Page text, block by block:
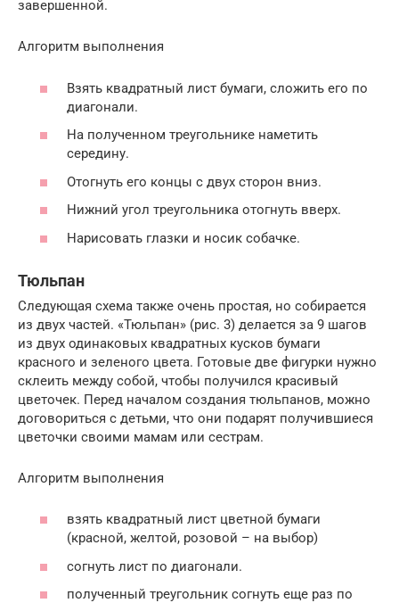
завершенной.
Алгоритм выполнения
Взять квадратный лист бумаги, сложить его по
диагонали.
На полученном треугольнике наметить
середину.
Отогнуть его концы с двух сторон вниз.
Нижний угол треугольника отогнуть вверх.
Нарисовать глазки и носик собачке.
Тюльпан
Следующая схема также очень простая, но собирается
из двух частей. «Тюльпан» (рис. 3) делается за 9 шагов
из двух одинаковых квадратных кусков бумаги
красного и зеленого цвета. Готовые две фигурки нужно
склеить между собой, чтобы получился красивый
цветочек. Перед началом создания тюльпанов, можно
договориться с детьми, что они подарят получившиеся
цветочки своими мамам или сестрам.
Алгоритм выполнения
взять квадратный лист цветной бумаги
(красной, желтой, розовой – на выбор)
согнуть лист по диагонали.
полученный треугольник согнуть еще раз по